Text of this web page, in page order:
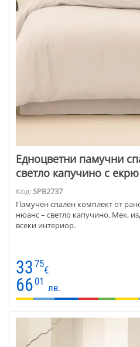
Едноцветни памучни
светло капучино с екрю
Код:SPB2737
Памучен спален комплект от
нюанс – светло капучино. Мек,
всеки интериор.
33 75
€
66 01
лв.